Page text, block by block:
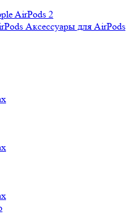
AirPods 2
Аксессуары для AirPods